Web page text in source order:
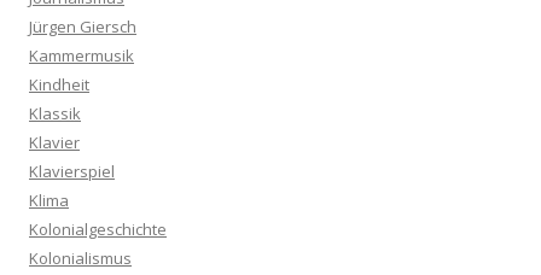
Jürgen Giersch
Kammermusik
Kindheit
Klassik
Klavier
Klavierspiel
Klima
Kolonialgeschichte
Kolonialismus